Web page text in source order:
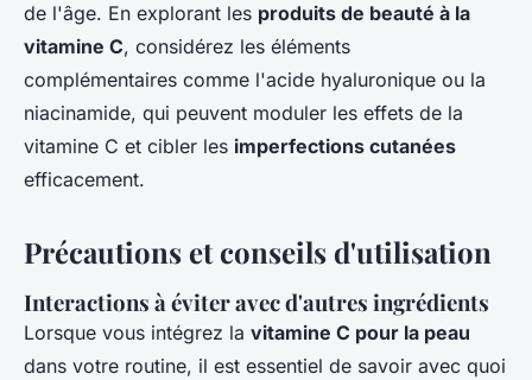
de l'âge. En explorant les produits de beauté à la
vitamine C, considérez les éléments
complémentaires comme l'acide hyaluronique ou la
niacinamide, qui peuvent moduler les effets de la
vitamine C et cibler les imperfections cutanées
efficacement.
Précautions et conseils d'utilisation
Interactions à éviter avec d'autres ingrédients
Lorsque vous intégrez la vitamine C pour la peau
dans votre routine, il est essentiel de savoir avec quoi